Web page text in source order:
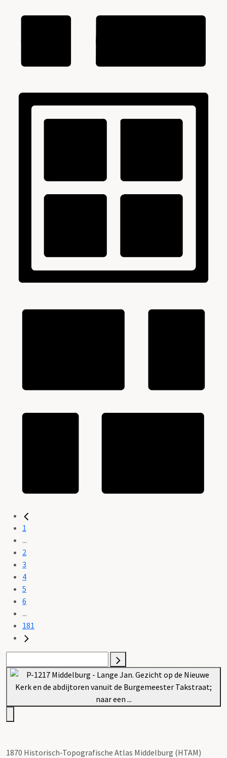
1
...
2
3
4
5
6
...
181
1870 Historisch-Topografische Atlas Middelburg (HTAM)